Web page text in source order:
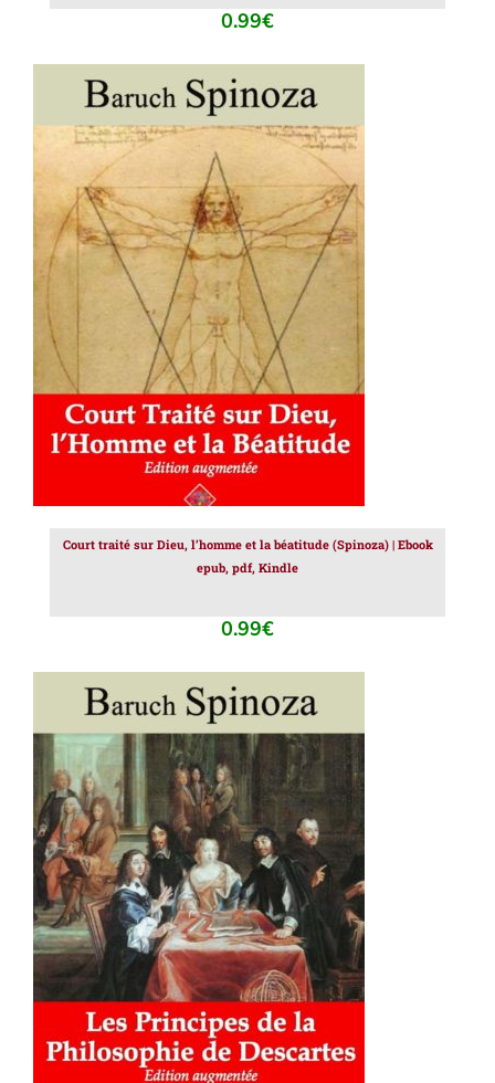
0.99€
AJOUTER AU PANIER DÉTAILS
Court traité sur Dieu, l’homme et la béatitude (Spinoza) | Ebook
epub, pdf, Kindle
0.99€
AJOUTER AU PANIER / DÉTAILS